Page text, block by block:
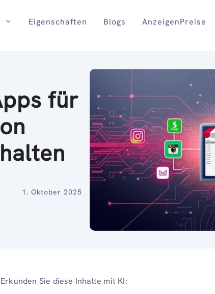
Eigenschaften Blogs AnzeigenPreise
für
1. Oktober 2025
Erkunden Sie diese Inhalte mit KI: